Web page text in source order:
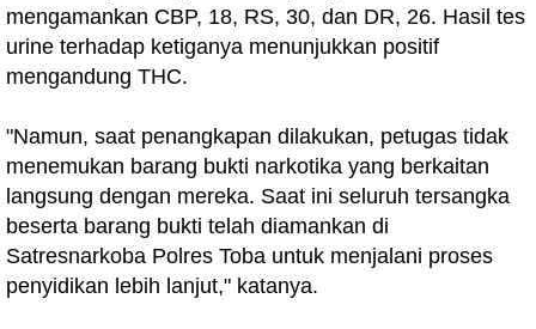
mengamankan CBP, 18, RS, 30, dan DR, 26. Hasil tes
urine terhadap ketiganya menunjukkan positif
mengandung THC.
"Namun, saat penangkapan dilakukan, petugas tidak
menemukan barang bukti narkotika yang berkaitan
langsung dengan mereka. Saat ini seluruh tersangka
beserta barang bukti telah diamankan di
Satresnarkoba Polres Toba untuk menjalani proses
penyidikan lebih lanjut," katanya.